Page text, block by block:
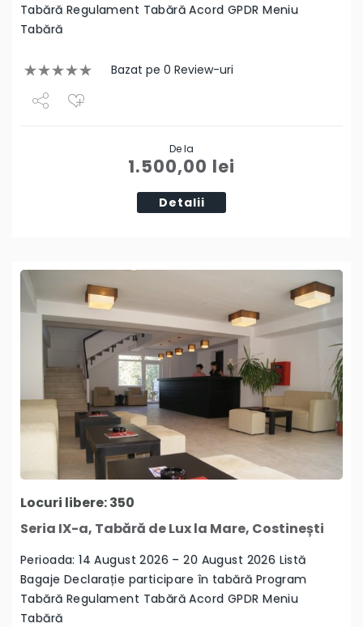
Tabără Regulament Tabără Acord GPDR Meniu
Tabără
Bazat pe 0 Review-uri
De la
1.500,00 lei
Detalii
Locuri libere: 350
Seria IX-a, Tabără de Lux la Mare, Costinești
Perioada: 14 August 2026 – 20 August 2026 Listă
Bagaje Declarație participare în tabără Program
Tabără Regulament Tabără Acord GPDR Meniu
Tabără